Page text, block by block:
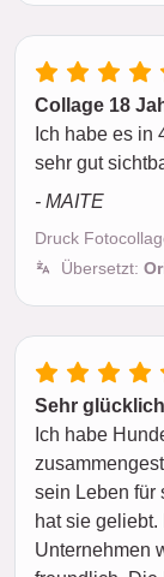
Collage 18
Ich habe es in
sehr gut
- MAITE
Druck
Übersetzt:
Sehr
Ich habe
sein Leben für
hat sie
Unternehmen